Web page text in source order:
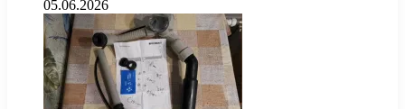
05.06.2026